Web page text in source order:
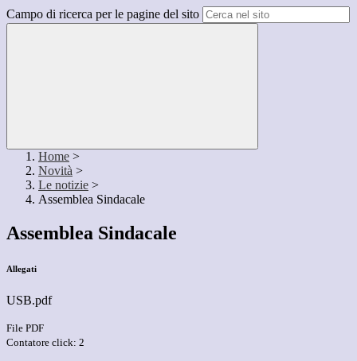
Campo di ricerca per le pagine del sito
Home >
Novità >
Le notizie >
Assemblea Sindacale
Assemblea Sindacale
Allegati
USB.pdf
File PDF
Contatore click: 2